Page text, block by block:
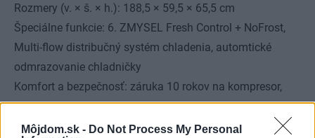
Môjdom.sk - Do Not Process My Personal
Rozmery (v. × š. × h.): 188,5 × 59,5 × 65,5 cm
Špeciálne funkcie: 6. ZMYSEL Fresh Control + NoFrost,
Multi-flow distribučný systém chladenia, automtické
odmrazovanie chladničky
Komfort a bezpečnosť: záruka 10 rokov na kompresor,
alarm dverí, detská poistka, osvetlenie LED diamond,
AntiBacterial, prázdninový režim, superchladenie